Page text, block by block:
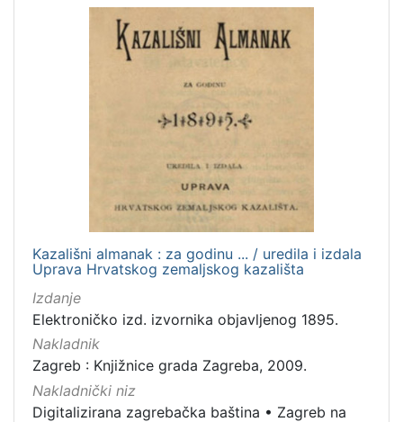
Kazališni almanak : za godinu ... / uredila i izdala
Uprava Hrvatskog zemaljskog kazališta
Izdanje
Elektroničko izd. izvornika objavljenog 1895.
Nakladnik
Zagreb : Knjižnice grada Zagreba, 2009.
Nakladnički niz
Digitalizirana zagrebačka baština • Zagreb na